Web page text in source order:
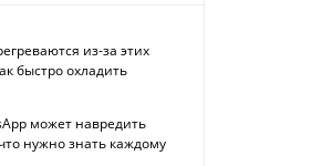
из-за этих
быстро охладить
может навредить
нужно знать каждому